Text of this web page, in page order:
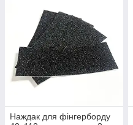
Наждак для фінгерборду